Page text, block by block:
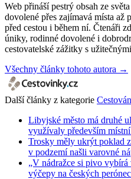
Web přináší pestrý obsah ze
dovolené přes zajímavá místa až
před cestou i během ní. Čtenáři
úniky, rodinné dovolené i
cestovatelské zážitky s
Všechny články tohoto autora →
Další články z kategorie
Libyjské město má druhé
využívaly především
Trosky měly ukrýt poklad
v podzemí našli varovné
„V nádražce si pivo vybírá
výčepy na českých